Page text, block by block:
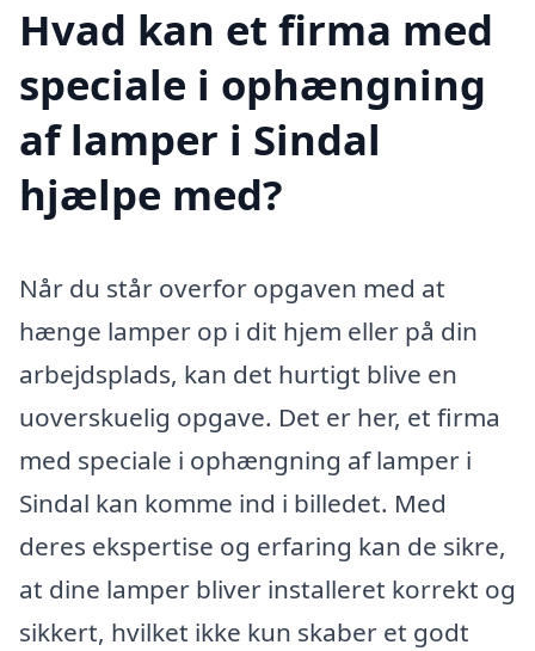
Hvad kan et firma med
speciale i ophængning
af lamper i Sindal
hjælpe med?
Når du står overfor opgaven med at
hænge lamper op i dit hjem eller på din
arbejdsplads, kan det hurtigt blive en
uoverskuelig opgave. Det er her, et firma
med speciale i ophængning af lamper i
Sindal kan komme ind i billedet. Med
deres ekspertise og erfaring kan de sikre,
at dine lamper bliver installeret korrekt og
sikkert, hvilket ikke kun skaber et godt